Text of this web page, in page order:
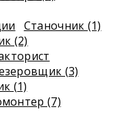
Станочник (1)
(2)
(3)
(1)
(7)